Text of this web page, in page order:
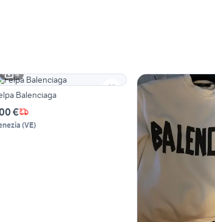
4
Balenciaga
€
(VE)